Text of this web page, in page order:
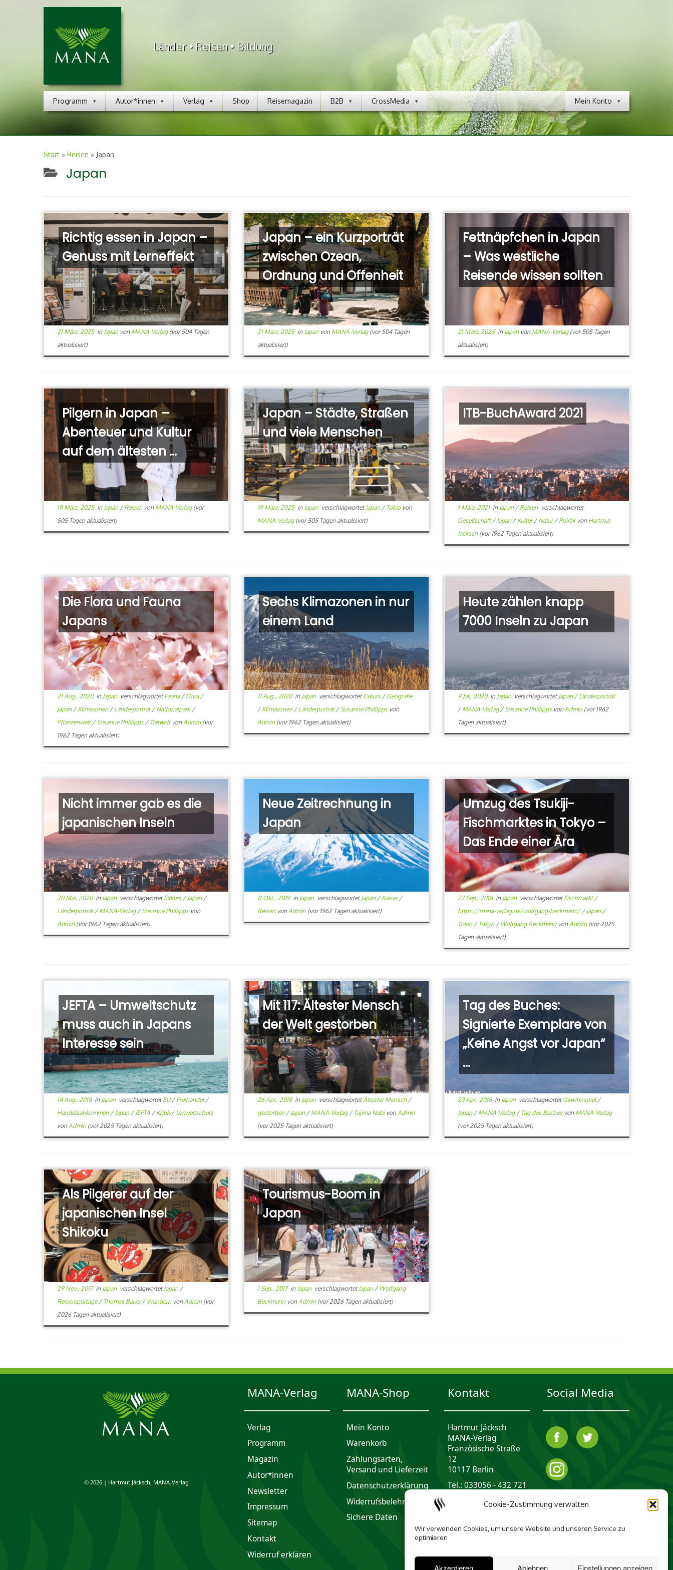
Cookie-Zustimmung verwalten
Wir verwenden Cookies, um unsere Website und unseren Service zu
optimieren
Akzeptieren Ablehnen Einstellungen anzeigen
Länder • Reisen • Bildung
Programm Autor*innen Verlag Shop Reisemagazin B2B Mein Konto
CrossMedia
Start » Reisen » Japan
Japan
Richtig essen in Japan –
Genuss mit Lerneffekt
21 März, 2025in Japan von MANA-Verlag(vor 504 Tagen
aktualisiert)
Japan – ein Kurzporträt
zwischen Ozean,
Ordnung und Offenheit
21 März, 2025in Japan von MANA-Verlag(vor 504 Tagen
aktualisiert)
Fettnäpfchen in Japan
– Was westliche
Reisende wissen sollten
21 März, 2025in Japan von MANA-Verlag(vor 505 Tagen
aktualisiert)
Pilgern in Japan –
Abenteuer und Kultur
auf dem ältesten ...
19 März, 2025in Japan / Reisen von MANA-Verlag(vor
505 Tagen aktualisiert)
Japan – Städte, Straßen
und viele Menschen
19 März, 2025in Japan verschlagwortetJapan / Tokio von
MANA-Verlag(vor 505 Tagen aktualisiert)
ITB-BuchAward 2021
1 März, 2021in Japan / Reisen verschlagwortet
Gesellschaft/ Japan / Kultur/ Natur/ Politikvon Hartmut
Jäcksch(vor 1962 Tagen aktualisiert)
Die Flora und Fauna
Japans
21 Aug., 2020in Japan verschlagwortetFauna / Flora /
Japan / Klimazonen / Länderporträt/ Nationalpark/
Pflanzenwelt/ Susanne Phillipps / Tierweltvon Admin(vor
1962 Tagen aktualisiert)
Sechs Klimazonen in nur
einem Land
11 Aug., 2020in Japan verschlagwortetExkurs / Geografie
/ Klimazonen / Länderporträt/ Susanne Phillipps von
Admin(vor 1962 Tagen aktualisiert)
Heute zählen knapp
7000 Inseln zu Japan
9 Juli, 2020in Japan verschlagwortetJapan / Länderporträt
/ MANA-Verlag / Susanne Phillipps von Admin(vor 1962
Tagen aktualisiert)
Nicht immer gab es die
japanischen Inseln
20 Mai, 2020in Japan verschlagwortetExkurs / Japan /
Länderporträt/ MANA-Verlag / Susanne Phillipps von
Admin(vor 1962 Tagen aktualisiert)
Neue Zeitrechnung in
Japan
11 Okt., 2019in Japan verschlagwortetJapan / Kaiser/
Reisen von Admin(vor 1962 Tagen aktualisiert)
Umzug des Tsukiji-
Fischmarktes in Tokyo –
Das Ende einer Ära
27 Sep., 2018in Japan verschlagwortetFischmarkt/
https://mana-verlag.de/wolfgang-beckmann/ / Japan /
Tokio / Tokyo / Wolfgang Beckmann von Admin(vor 2025
Tagen aktualisiert)
JEFTA – Umweltschutz
muss auch in Japans
Interesse sein
14 Aug., 2018in Japan verschlagwortetEU/ Freihandel /
Handelsabkommen / Japan / JEFTA / Kritik/ Umweltschutz
von Admin(vor 2025 Tagen aktualisiert)
Mit 117: Ältester Mensch
der Welt gestorben
26 Apr., 2018in Japan verschlagwortetÄltester Mensch /
gestorben / Japan / MANA-Verlag / Tajima Nabi von Admin
(vor 2025 Tagen aktualisiert)
Tag des Buches:
Signierte Exemplare von
„Keine Angst vor Japan“
...
23 Apr., 2018in Japan verschlagwortetGewinnspiel /
Japan / MANA-Verlag / Tag des Buches von MANA-Verlag
(vor 2025 Tagen aktualisiert)
Als Pilgerer auf der
japanischen Insel
Shikoku
29 Nov., 2017in Japan verschlagwortetJapan /
Reisereportage / Thomas Bauer/ Wandern von Admin(vor
2026 Tagen aktualisiert)
Tourismus-Boom in
Japan
1 Sep., 2017in Japan verschlagwortetJapan / Wolfgang
Beckmann von Admin(vor 2026 Tagen aktualisiert)
© 2026 | Hartmut Jäcksch, MANA-Verlag
MANA-Verlag
Verlag
Programm
Magazin
Autor*innen
Newsletter
Impres­sum
Sitemap
Kontakt
Widerruf erklären
MANA-Shop
Mein Konto
Waren­korb
Zahlungsarten,
Versand und Lieferzeit
Daten­schutz­er­klärung
Widerrufsbelehrung
Sichere Daten
Kontakt
Hartmut Jäcksch
MANA-Verlag
Französische Straße
12
10117 Berlin
Tel.: 033056 - 432 721
Social Media